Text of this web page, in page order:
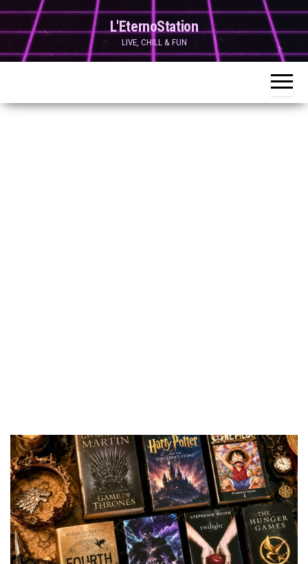
Skip
to
content
L'EternoStation
LIVE, CHILL & FUN